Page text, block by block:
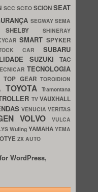
SCC SCEO SCIONSEAT
SEGWAYSEMA
SHELBY SHINERAY
SMART SPYKER
CAR SUBARU
SUZUKITAC
TECNOLOGIA
TOP GEARTOROIDION
TOYOTATramontana
TVVAUXHALL
VENUCIAVERITAS
VOLVO
VULCA
Wuling YAMAHA YEMA
ZX AUTO